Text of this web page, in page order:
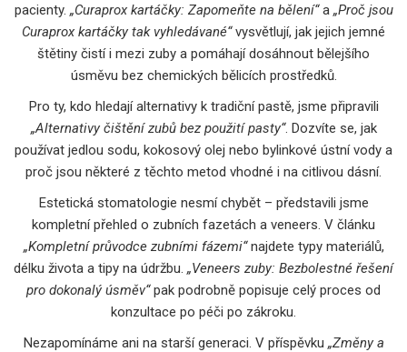
pacienty. „Curaprox kartáčky: Zapomeňte na bělení“a „Proč jsou
Curaprox kartáčky tak vyhledávané“vysvětlují, jak jejich jemné
štětiny čistí i mezi zuby a pomáhají dosáhnout bělejšího
úsměvu bez chemických bělicích prostředků.
Pro ty, kdo hledají alternativy k tradiční pastě, jsme připravili
„Alternativy čištění zubů bez použití pasty“. Dozvíte se, jak
používat jedlou sodu, kokosový olej nebo bylinkové ústní vody a
proč jsou některé z těchto metod vhodné i na citlivou dásní.
Estetická stomatologie nesmí chybět – představili jsme
kompletní přehled o zubních fazetách a veneers. V článku
„Kompletní průvodce zubními fázemi“najdete typy materiálů,
délku života a tipy na údržbu. „Veneers zuby: Bezbolestné řešení
pro dokonalý úsměv“pak podrobně popisuje celý proces od
konzultace po péči po zákroku.
Nezapomínáme ani na starší generaci. V příspěvku „Změny a